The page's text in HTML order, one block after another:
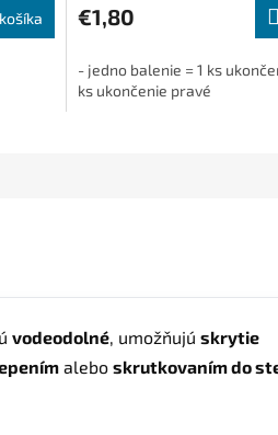
€1,80
- jedno balenie = 1 ks
ks ukončenie pravé
vodeodolné, umožňujú skrytie
alebo skrutkovaním do